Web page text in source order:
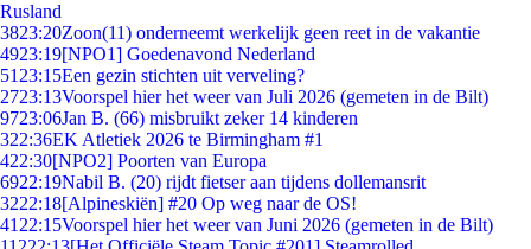
Rusland
3823:20Zoon(11) onderneemt werkelijk geen reet in de vakantie
4923:19[NPO1] Goedenavond Nederland
51 23:15Een gezin stichten uit verveling?
2723:13Voorspel hier het weer van Juli 2026 (gemeten in de Bilt)
9723:06Jan B. (66) misbruikt zeker 14 kinderen
322:36EK Atletiek 2026 te Birmingham #1
422:30[NPO2] Poorten van Europa
6922:19Nabil B. (20) rijdt fietser aan tijdens dollemansrit
3222:18[Alpineskiën] #20 Op weg naar de OS!
41 22:15Voorspel hier het weer van Juni 2026 (gemeten in de Bilt)